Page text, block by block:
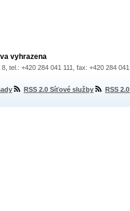
vyhrazena
tel.: +420 284 041 111, fax: +420 284
RSS 2.0 Síťové služby RSS